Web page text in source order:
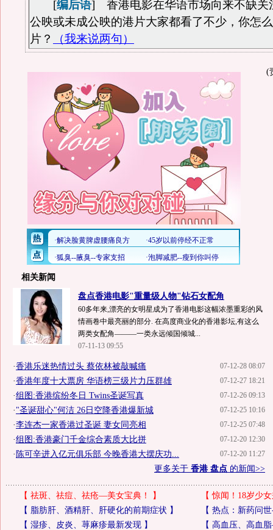
[编后语] 香港电影在华语市场向来不缺关
公映或未成公映的港片大家都看了不少，你怎
片？
（我来说两句）
(
相关新闻
盘点香港电影"重量级人物"钻石女配角
60多年来,漂亮的女明星成为了香港电影这幅浓墨重彩的风
情画卷中最亮丽的部分. 在高度商业化的香港影坛,有这么
两类女配角———一类永远倾国倾城...
07-11-13 09:55
07-12-28 08:07
·香港乐迷热情过头 蔡依林被敲喊痛
07-12-27 18:21
·香港年度十大票房 华语榜三级片力压群雄
07-12-26 09:13
·组图:香港缤纷冬日 Twins圣诞写真
07-12-25 10:16
·"圣诞甜心"何洁 26日空降香港爆新城
07-12-25 07:48
·李连杰一家香港过圣诞 妻女同亮相
07-12-20 12:30
·组图:香港豪门千金综合素质大比拼
07-12-20 11:27
· 陈可辛进入亿元俱乐部 今晚香港大摆庆功...
更多关于 香港 盘点 的新闻>>
【 祛斑、祛痘、祛疮—美女宝典！ 】 【惊闻！18岁少
【 脂肪肝、酒精肝、肝硬化的前期症状 】 【 热点：新药问
【 湿疹、皮炎、荨麻疹最新发现】 【 高血压、高血